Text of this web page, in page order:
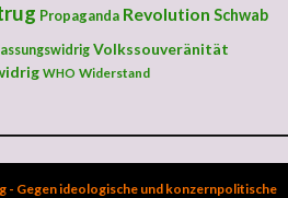
Propaganda Revolution Schwab
Volkssouveränität
WHO Widerstand
- Gegen ideologische und konzernpolitische